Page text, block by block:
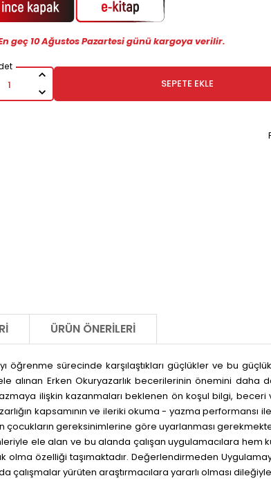
geç 10 Ağustos Pazartesi günü kargoya verilir.
SEPETE EKLE
ÜRÜN ÖNERILERI
sürecinde karşılaştıkları güçlükler ve bu
Erken Okuryazarlık becerilerinin önemini daha
ilişkin kazanmaları beklenen ön koşul bilgi, beceri
kapsamının ve ileriki okuma - yazma performansı
gereksinimlerine göre uyarlanması
ele alan ve bu alanda çalışan uygulamacılara
özelliği taşımaktadır. Değerlendirmeden
yürüten araştırmacılara yararlı olması